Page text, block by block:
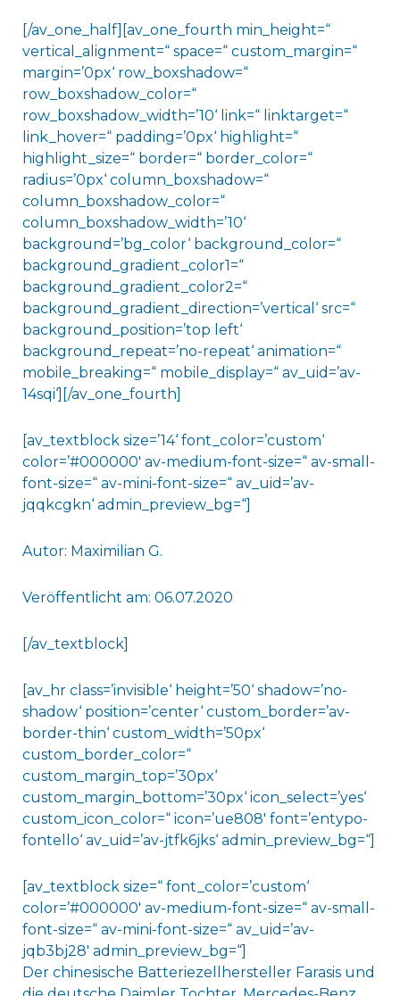
[/av_one_half][av_one_fourth min_height=“
vertical_alignment=“ space=“ custom_margin=“
margin=’0px‘ row_boxshadow=“
row_boxshadow_color=“
row_boxshadow_width=’10‘ link=“ linktarget=“
link_hover=“ padding=’0px‘ highlight=“
highlight_size=“ border=“ border_color=“
radius=’0px‘ column_boxshadow=“
column_boxshadow_color=“
column_boxshadow_width=’10‘
background=’bg_color‘ background_color=“
background_gradient_color1=“
background_gradient_color2=“
background_gradient_direction=’vertical‘ src=“
background_position=’top left‘
background_repeat=’no-repeat‘ animation=“
mobile_breaking=“ mobile_display=“ av_uid=’av-
14sqi‘][/av_one_fourth]
[av_textblock size=’14‘ font_color=’custom‘
color=’#000000′ av-medium-font-size=“ av-small-
font-size=“ av-mini-font-size=“ av_uid=’av-
jqqkcgkn‘ admin_preview_bg=“]
Autor: Maximilian G.
Veröffentlicht am: 06.07.2020
[/av_textblock]
[av_hr class=’invisible‘ height=’50‘ shadow=’no-
shadow‘ position=’center‘ custom_border=’av-
border-thin‘ custom_width=’50px‘
custom_border_color=“
custom_margin_top=’30px‘
custom_margin_bottom=’30px‘ icon_select=’yes‘
custom_icon_color=“ icon=’ue808′ font=’entypo-
fontello‘ av_uid=’av-jtfk6jks‘ admin_preview_bg=“]
[av_textblock size=“ font_color=’custom‘
color=’#000000′ av-medium-font-size=“ av-small-
font-size=“ av-mini-font-size=“ av_uid=’av-
jqb3bj28′ admin_preview_bg=“]
Der chinesische Batteriezellhersteller Farasis und